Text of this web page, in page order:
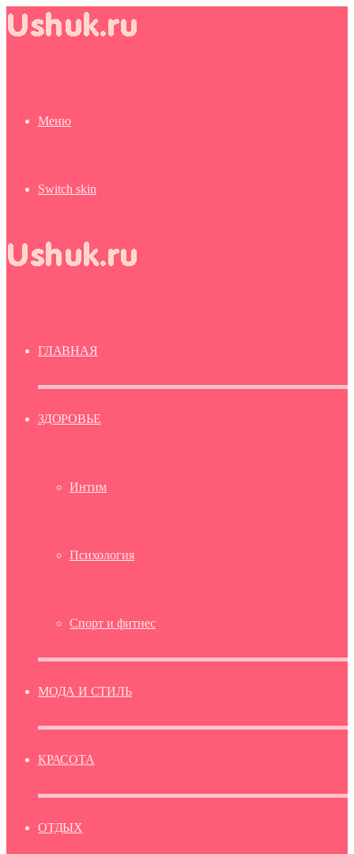
Меню
Switch skin
ГЛАВНАЯ
ЗДОРОВЬЕ
Интим
Психология
Спорт и фитнес
МОДА И СТИЛЬ
КРАСОТА
ОТДЫХ